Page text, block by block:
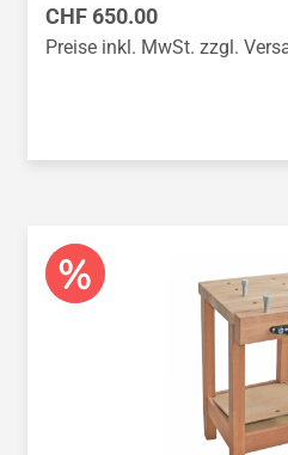
Regulärer Preis:
CHF 650.00
Preise inkl. MwSt. zzgl.